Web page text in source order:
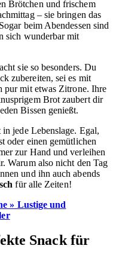
Brötchen und frischem
– sie bringen das
beim Abendessen sind
sich wunderbar mit
sie so besonders. Du
zubereiten, sei es mit
pur mit etwas Zitrone. Ihre
Brot zaubert dir
Bissen genießt.
jede Lebenslage. Egal,
oder einen gemütlichen
zur Hand und verleihen
Warum also nicht den Tag
und ihn auch abends
für alle Zeiten!
» Lustige und
Snack für